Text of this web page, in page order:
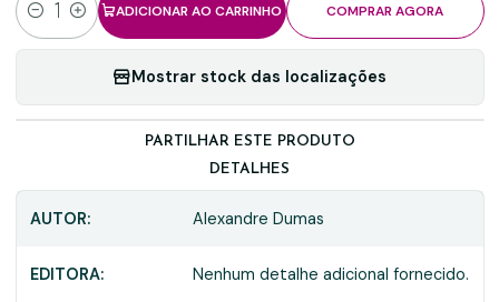
Quantidade
ADICIONAR AO CARRINHO COMPRAR AGORA
Mostrar stock das localizações
PARTILHAR ESTE PRODUTO
DETALHES
AUTOR: Alexandre Dumas
EDITORA: Nenhum detalhe adicional fornecido.